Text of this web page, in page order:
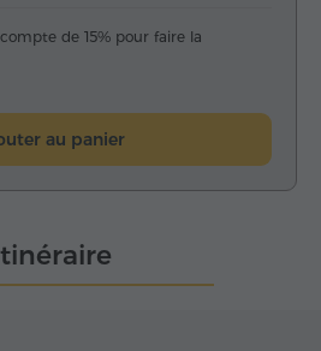
de 15% pour faire la
au panier